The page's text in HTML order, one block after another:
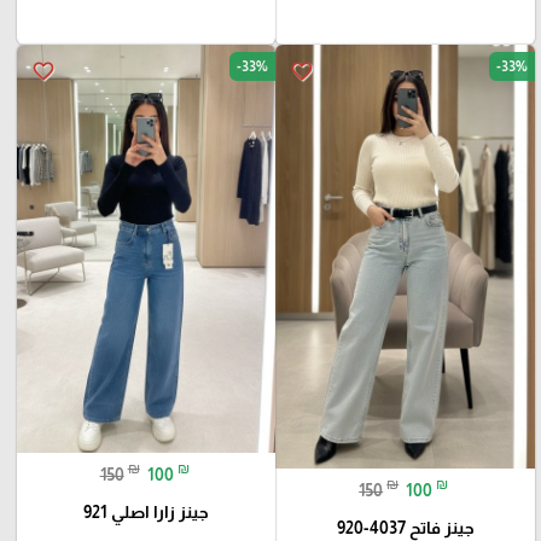
favorite_border -33%
150 ₪ 100 ₪
جينز فاتح 4037-920
favorite_border -33%
150 ₪ 100 ₪
جينز زارا اصلي 921